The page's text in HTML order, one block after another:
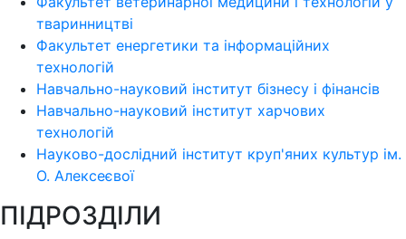
тваринництві
Факультет енергетики та інформаційних
технологій
Навчально-науковий інститут бізнесу і фінансів
Навчально-науковий інститут харчових
технологій
Науково-дослідний інститут круп'яних культур ім.
О. Алексеєвої
ПІДРОЗДІЛИ